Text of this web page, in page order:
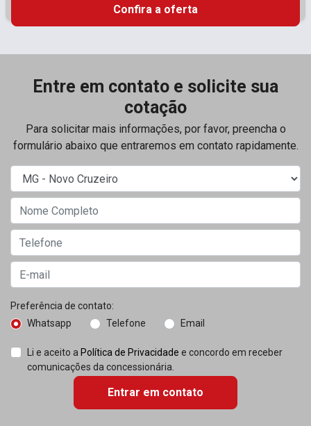
Confira a oferta
Entre em contato e solicite sua
cotação
Para solicitar mais informações, por favor, preencha o
formulário abaixo que entraremos em contato rapidamente.
Preferência de contato:
Whatsapp
Telefone Email
Li e aceito a Política de Privacidade e concordo em receber
comunicações da concessionária.
Entrar em contato